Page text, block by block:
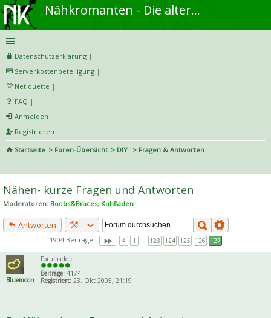
Nähkromanten - Die alternative Näh- und DIY-Community
Datenschutzerklärung |
Serverkostenbeteiligung |
Netiquette |
FAQ |
Anmelden
Registrieren
Startseite
Foren-Übersicht DIY
Fragen & Antworten
he
Nähen- kurze Fragen und Antworten
Moderatoren: Boobs&Braces, Kuhfladen
Antworten
1904 Beiträge 1 123 124 125 126 127
Bluemoon
Forumaddict
Beiträge: 4174
Registriert: 23. Okt 2005, 21:19